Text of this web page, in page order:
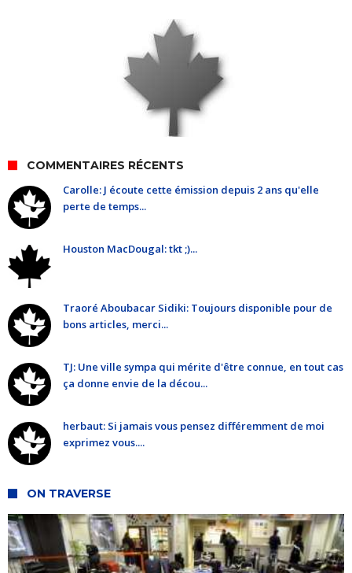
COMMENTAIRES RÉCENTS
Carolle: J écoute cette émission depuis 2 ans qu'elle
perte de temps...
Houston MacDougal: tkt ;)...
Traoré Aboubacar Sidiki: Toujours disponible pour de
bons articles, merci...
TJ: Une ville sympa qui mérite d'être connue, en tout cas
ça donne envie de la décou...
herbaut: Si jamais vous pensez différemment de moi
exprimez vous....
ON TRAVERSE